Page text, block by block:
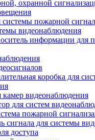
охранной
системы пожарной
видеонаблюдения
информации для
коробка для
камер видеонаблюдения
для систем
пожарной
сигнала для системы
доступа